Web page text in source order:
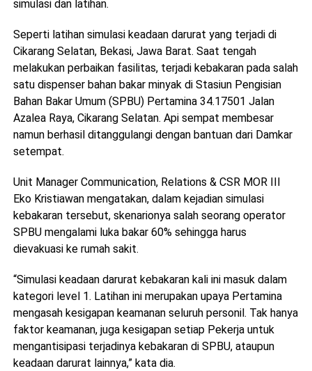
simulasi dan latihan.
Seperti latihan simulasi keadaan darurat yang terjadi di
Cikarang Selatan, Bekasi, Jawa Barat. Saat tengah
melakukan perbaikan fasilitas, terjadi kebakaran pada salah
satu dispenser bahan bakar minyak di Stasiun Pengisian
Bahan Bakar Umum (SPBU) Pertamina 34.17501 Jalan
Azalea Raya, Cikarang Selatan. Api sempat membesar
namun berhasil ditanggulangi dengan bantuan dari Damkar
setempat.
Unit Manager Communication, Relations & CSR MOR III
Eko Kristiawan mengatakan, dalam kejadian simulasi
kebakaran tersebut, skenarionya salah seorang operator
SPBU mengalami luka bakar 60% sehingga harus
dievakuasi ke rumah sakit.
“Simulasi keadaan darurat kebakaran kali ini masuk dalam
kategori level 1. Latihan ini merupakan upaya Pertamina
mengasah kesigapan keamanan seluruh personil. Tak hanya
faktor keamanan, juga kesigapan setiap Pekerja untuk
mengantisipasi terjadinya kebakaran di SPBU, ataupun
keadaan darurat lainnya,” kata dia.